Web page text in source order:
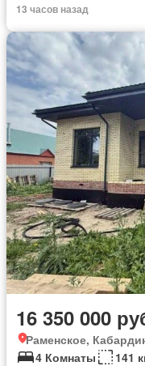
13 часов назад
16 350 000
Раменское,
4 Комнаты
141